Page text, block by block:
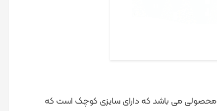
مینی کیس Dell-OptiPlex 390 همان طور که از نامش مشخص است از خط تولید Optiplex است. مینی کیس 390 محصولی می باشد که دارای سایزی کوچک است که